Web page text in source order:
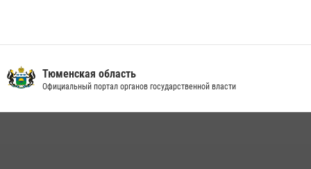
03 августа 2026, 07:23 1
Тюменская область
Официальный портал органов государственной власти